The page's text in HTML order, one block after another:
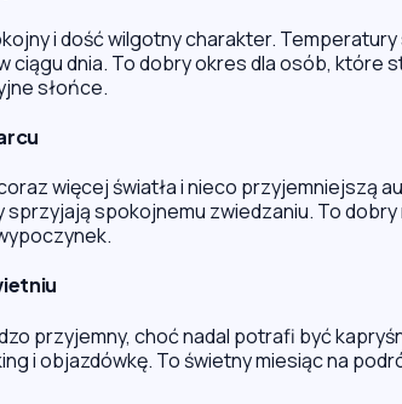
i dość wilgotny charakter.
ciągu dnia. To dobry okres dla osób, które
słońce.
więcej światła i nieco przyjemniejszą
spokojnemu zwiedzaniu. To
przyjemny, choć nadal potrafi być
i objazdówkę. To świetny miesiąc na